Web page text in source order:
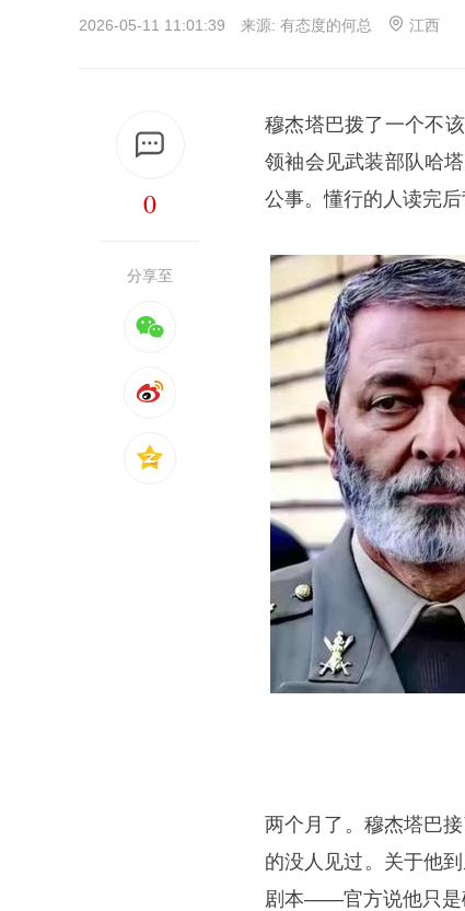
2026-05-11 11:01:39 来源: 有态度的何总 江西
0
分享至
穆杰塔巴拨了一个不
领袖会见武装部队哈
公事。懂行的人读完后
两个月了。穆杰塔巴
的没人见过。关于他到
剧本——官方说他只是